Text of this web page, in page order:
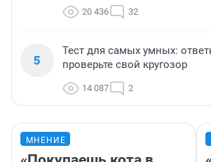
20 436 32
5
Тест для самых умных:
проверьте свой кругозор
14 087 2
МНЕНИЕ